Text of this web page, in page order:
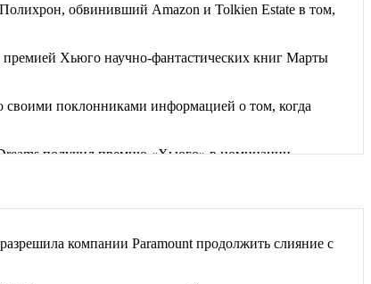
обвинивший Amazon и Tolkien Estate в том,
премией Хьюго научно-фантастических книг Марты
поклонниками информацией о том, когда
получил премию «Хьюго» в номинации
разрушив планы...
компании Paramount продолжить слияние с